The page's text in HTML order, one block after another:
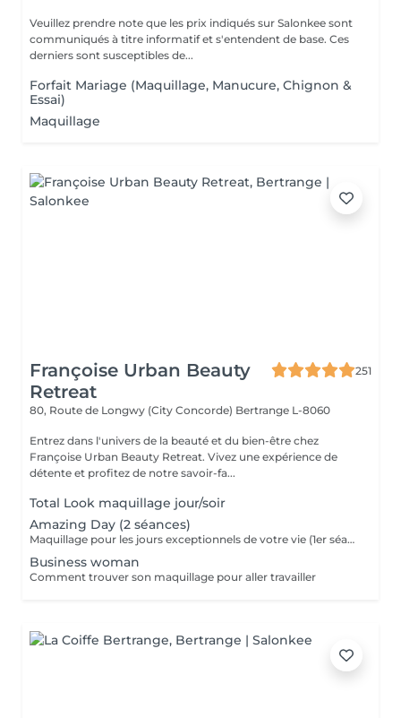
Veuillez prendre note que les prix indiqués sur Salonkee sont
communiqués à titre informatif et s'entendent de base. Ces
derniers sont susceptibles de...
Forfait Mariage (Maquillage, Manucure, Chignon &
Essai)
Maquillage
Françoise Urban Beauty
Retreat
251
80, Route de Longwy (City Concorde) Bertrange L-8060
Entrez dans l'univers de la beauté et du bien-être chez
Françoise Urban Beauty Retreat. Vivez une expérience de
détente et profitez de notre savoir-fa...
Total Look maquillage jour/soir
Amazing Day (2 séances)
Maquillage pour les jours exceptionnels de votre vie (1er séance 90 minutes + 2 ème séance 60 minutes)
Business woman
Comment trouver son maquillage pour aller travailler